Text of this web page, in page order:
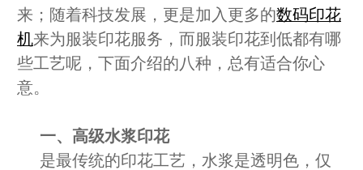
来；随着科技发展， 更是加入更多的数码印花
机来为服装印花服务，而服装印花到低都有哪
些工艺呢，下面介绍的八种，总有适合你心
意。
一、高级水浆印花
是最传统的印花工艺，水浆是透明色，仅